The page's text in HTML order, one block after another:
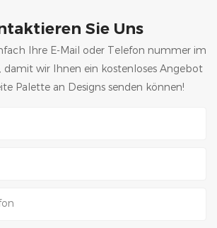
Sie Uns
Ihre E-Mail oder Telefon nummer im
wir Ihnen ein kostenloses Angebot
Palette an Designs senden können!